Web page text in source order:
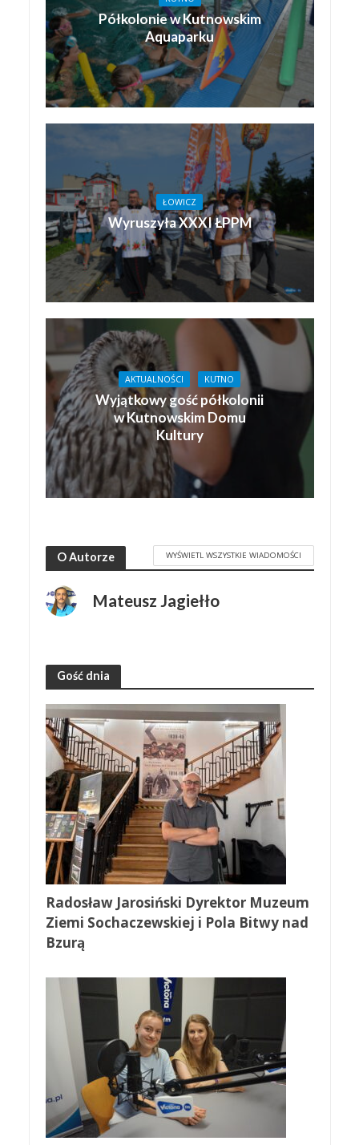
Półkolonie w Kutnowskim
Aquaparku
ŁOWICZ
Wyruszyła XXXI ŁPPM
AKTUALNOŚCI KUTNO
Wyjątkowy gość półkolonii
w Kutnowskim Domu
Kultury
O Autorze WYŚWIETL WSZYSTKIE WIADOMOŚCI
Mateusz Jagiełło
Gość dnia
Radosław Jarosiński Dyrektor Muzeum
Ziemi Sochaczewskiej i Pola Bitwy nad
Bzurą